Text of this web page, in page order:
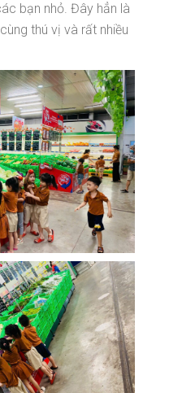
bạn nhỏ. Đây hẳn là
thú vị và rất nhiều